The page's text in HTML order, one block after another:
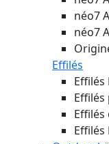
néo7
néo7
Effilés
Effilés
Effilés
Effilés